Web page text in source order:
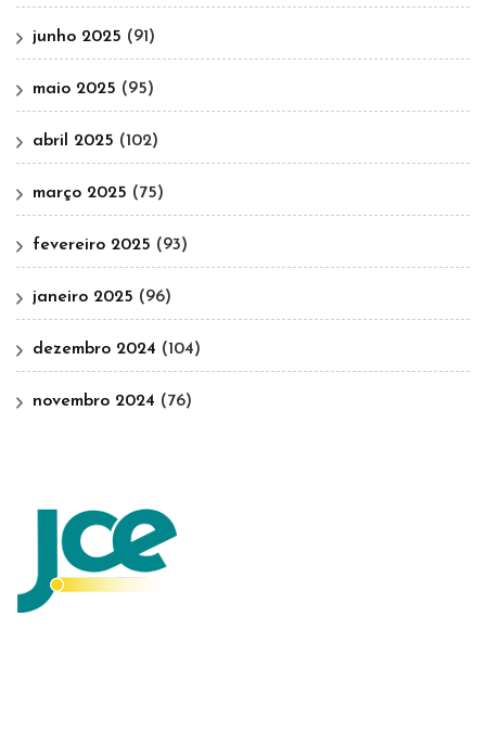
junho 2025 (91)
maio 2025 (95)
abril 2025 (102)
março 2025 (75)
fevereiro 2025 (93)
janeiro 2025 (96)
dezembro 2024 (104)
novembro 2024 (76)